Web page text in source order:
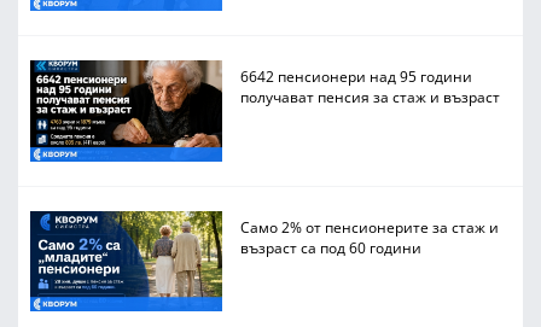
6642 пенсионери над 95 години
получават пенсия за стаж и възраст
Само 2% от пенсионерите за стаж и
възраст са под 60 години